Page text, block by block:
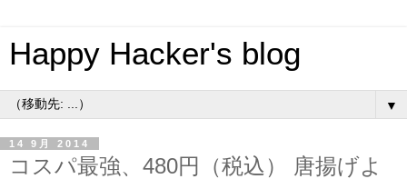
Happy Hacker's blog
▼
14 9月 2014
コスパ最強、480円（税込） 唐揚げよ